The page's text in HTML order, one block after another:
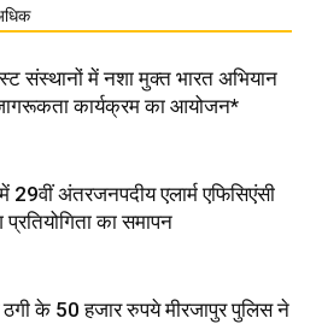
संस्थानों में नशा मुक्त भारत अभियान
कार्यक्रम का आयोजन*
29वीं अंतरजनपदीय एलार्म एफिसिएंसी
का समापन
के 50 हजार रुपये मीरजापुर पुलिस ने